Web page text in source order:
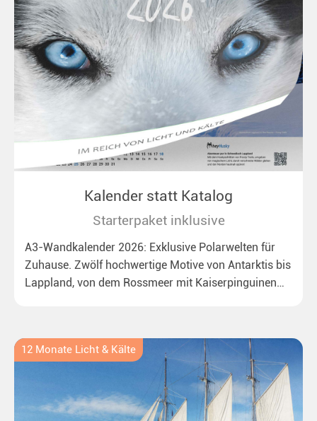
Kalender statt Katalog
Starterpaket inklusive
A3-Wandkalender 2026: Exklusive Polarwelten für
Zuhause. Zwölf hochwertige Motive von Antarktis bis
Lappland, von dem Rossmeer mit Kaiserpinguinen
12 Monate Licht & Kälte